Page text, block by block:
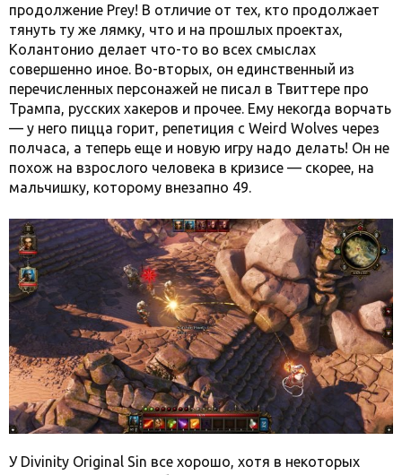
продолжение Prey! В отличие от тех, кто продолжает
тянуть ту же лямку, что и на прошлых проектах,
Колантонио делает что-то во всех смыслах
совершенно иное. Во-вторых, он единственный из
перечисленных персонажей не писал в Твиттере про
Трампа, русских хакеров и прочее. Ему некогда ворчать
— у него пицца горит, репетиция с Weird Wolves через
полчаса, а теперь еще и новую игру надо делать! Он не
похож на взрослого человека в кризисе — скорее, на
мальчишку, которому внезапно 49.
У Divinity Original Sin все хорошо, хотя в некоторых